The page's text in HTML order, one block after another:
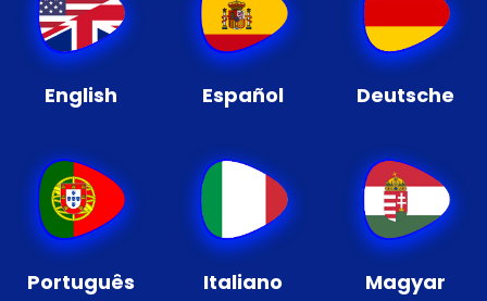
English Español Deutsche
Português Italiano Magyar